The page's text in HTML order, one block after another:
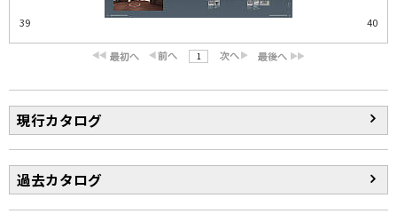
39 40
1
現行カタログ
過去カタログ